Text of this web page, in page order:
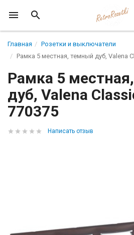
Главная
Розетки и выключатели
Рамка 5 местная, темный дуб, Valena
Рамка 5
дуб, Valena
770375
Написать отзыв